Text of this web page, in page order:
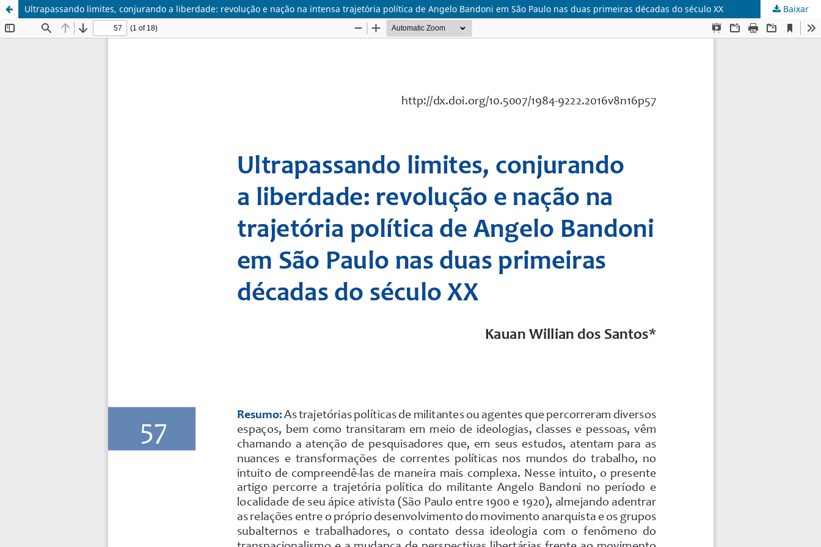
Ultrapassando limites, conjurando a liberdade: revolução e nação na intensa trajetória política de Angelo Bandoni em São Paulo nas duas primeiras décadas do século XX Baixar